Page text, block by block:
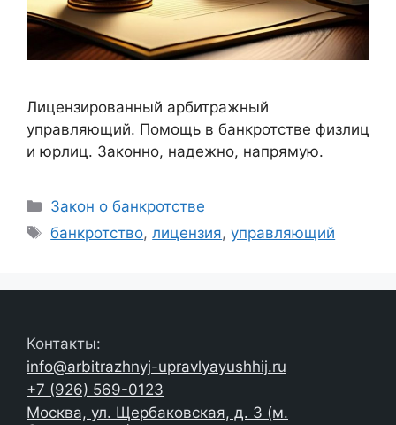
Лицензированный арбитражный
управляющий. Помощь в банкротстве физлиц
и юрлиц. Законно, надежно, напрямую.
Рубрики
Закон о банкротстве
Метки
банкротство,лицензия,управляющий
Контакты:
info@arbitrazhnyj-upravlyayushhij.ru
+7 (926) 569-0123
Москва, ул. Щербаковская, д. 3 (м.